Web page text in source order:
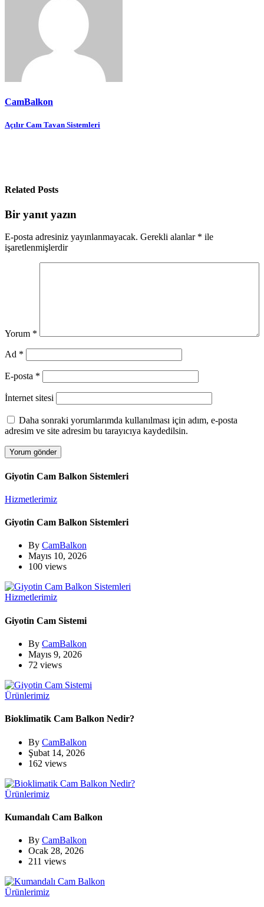
CamBalkon
Yazı
Açılır Cam Tavan Sistemleri
Related Posts
Bir yanıt yazın
E-posta adresiniz yayınlanmayacak. Gerekli alanlar * ile
işaretlenmişlerdir
Yorum *
Ad *
E-posta *
İnternet sitesi
Daha sonraki yorumlarımda kullanılması için adım, e-posta
adresim ve site adresim bu tarayıcıya kaydedilsin.
Giyotin Cam Balkon Sistemleri
Hizmetlerimiz
Giyotin Cam Balkon Sistemleri
By CamBalkon
Mayıs 10, 2026
100 views
Hizmetlerimiz
Giyotin Cam Sistemi
By CamBalkon
Mayıs 9, 2026
72 views
Ürünlerimiz
Bioklimatik Cam Balkon Nedir?
By CamBalkon
Şubat 14, 2026
162 views
Ürünlerimiz
Kumandalı Cam Balkon
By CamBalkon
Ocak 28, 2026
211 views
Ürünlerimiz